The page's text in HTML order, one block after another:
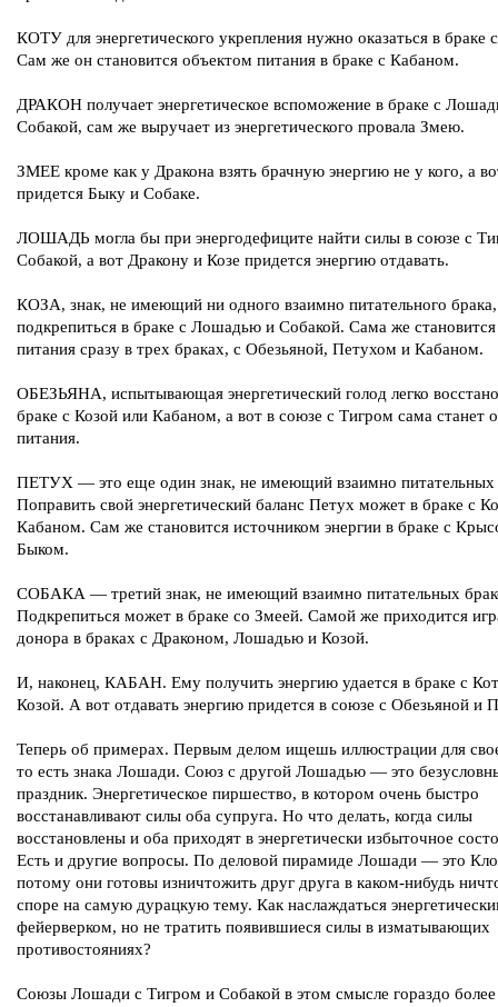
КОТУ для энергетического укрепления нужно оказаться в браке
Сам же он становится объектом питания в браке с Кабаном.
ДРАКОН получает энергетическое вспоможение в браке с
Собакой, сам же выручает из энергетического провала Змею.
ЗМЕЕ кроме как у Дракона взять брачную энергию не у кого, а
придется Быку и Собаке.
ЛОШАДЬ могла бы при энергодефиците найти силы в союзе с
Собакой, а вот Дракону и Козе придется энергию отдавать.
КОЗА, знак, не имеющий ни одного взаимно питательного
подкрепиться в браке с Лошадью и Собакой. Сама же
питания сразу в трех браках, с Обезьяной, Петухом и Кабаном.
ОБЕЗЬЯНА, испытывающая энергетический голод легко
браке с Козой или Кабаном, а вот в союзе с Тигром сама станет
питания.
ПЕТУХ — это еще один знак, не имеющий взаимно питательных
Поправить свой энергетический баланс Петух может в браке с
Кабаном. Сам же становится источником энергии в браке с
Быком.
СОБАКА — третий знак, не имеющий взаимно питательных
Подкрепиться может в браке со Змеей. Самой же приходится
донора в браках с Драконом, Лошадью и Козой.
И, наконец, КАБАН. Ему получить энергию удается в браке с
Козой. А вот отдавать энергию придется в союзе с Обезьяной и
Теперь об примерах. Первым делом ищешь иллюстрации для
то есть знака Лошади. Союз с другой Лошадью — это
праздник. Энергетическое пиршество, в котором очень быстро
восстанавливают силы оба супруга. Но что делать, когда силы
восстановлены и оба приходят в энергетически избыточное
Есть и другие вопросы. По деловой пирамиде Лошади — это
потому они готовы изничтожить друг друга в каком-нибудь
споре на самую дурацкую тему. Как наслаждаться
фейерверком, но не тратить появившиеся силы в изматывающих
противостояниях?
Союзы Лошади с Тигром и Собакой в этом смысле гораздо более